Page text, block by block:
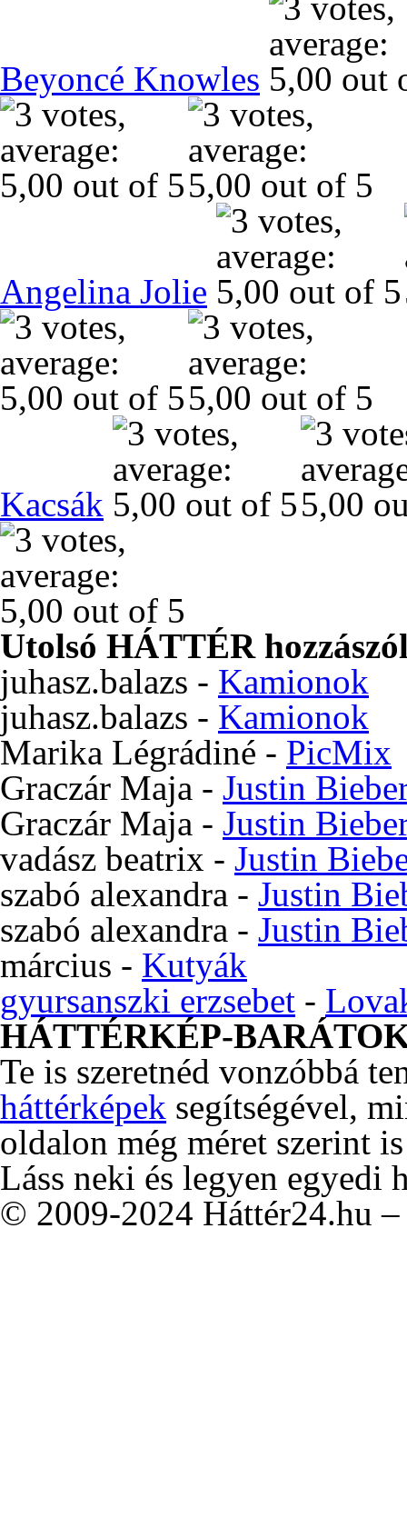
Beyoncé Knowles
Angelina Jolie
Kacsák
Utolsó HÁTTÉR
juhasz.balazs - Kamionok
juhasz.balazs - Kamionok
Marika Légrádiné - PicMix
Graczár Maja - Justin
Graczár Maja - Justin
vadász beatrix - Justin
szabó alexandra - Justin
szabó alexandra - Justin
március - Kutyák
gyursanszki erzsebet -
HÁTTÉRKÉP-
Te is szeretnéd vonzóbbá
háttérképek segítségével,
oldalon még méret szerint
Láss neki és legyen egyedi
© 2009-2024 Háttér24.hu